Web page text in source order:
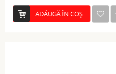
ADĂUGĂ ÎN COŞ